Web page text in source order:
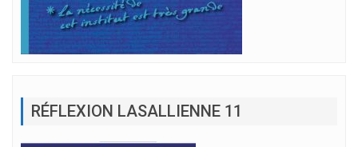
RÉFLEXION LASALLIENNE 11